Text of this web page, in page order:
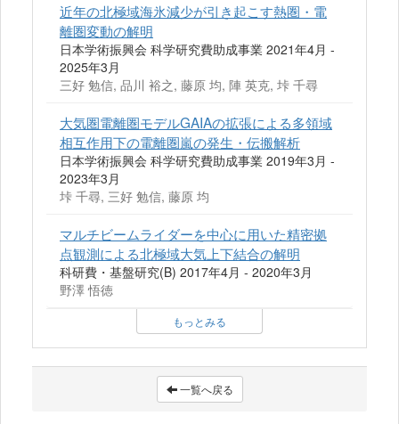
近年の北極域海氷減少が引き起こす熱圏・電
離圏変動の解明
日本学術振興会 科学研究費助成事業 2021年4月 -
2025年3月
三好 勉信, 品川 裕之, 藤原 均, 陣 英克, 垰 千尋
大気圏電離圏モデルGAIAの拡張による多領域
相互作用下の電離圏嵐の発生・伝搬解析
日本学術振興会 科学研究費助成事業 2019年3月 -
2023年3月
垰 千尋, 三好 勉信, 藤原 均
マルチビームライダーを中心に用いた精密拠
点観測による北極域大気上下結合の解明
科研費・基盤研究(B) 2017年4月 - 2020年3月
野澤 悟徳
もっとみる
一覧へ戻る